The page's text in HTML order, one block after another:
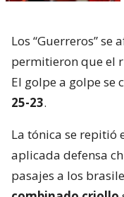
Los “Guerreros” se
permitieron que el
El golpe a golpe se
25-23.
La tónica se repitió
aplicada defensa
pasajes a los